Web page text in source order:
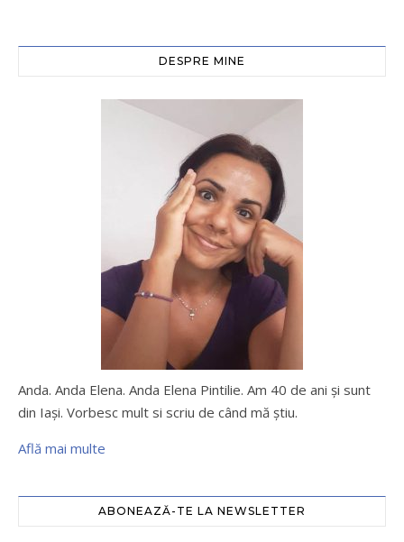
DESPRE MINE
Anda. Anda Elena. Anda Elena Pintilie. Am 40 de ani şi sunt
din Iaşi. Vorbesc mult si scriu de când mă ştiu.
Află mai multe
ABONEAZĂ-TE LA NEWSLETTER